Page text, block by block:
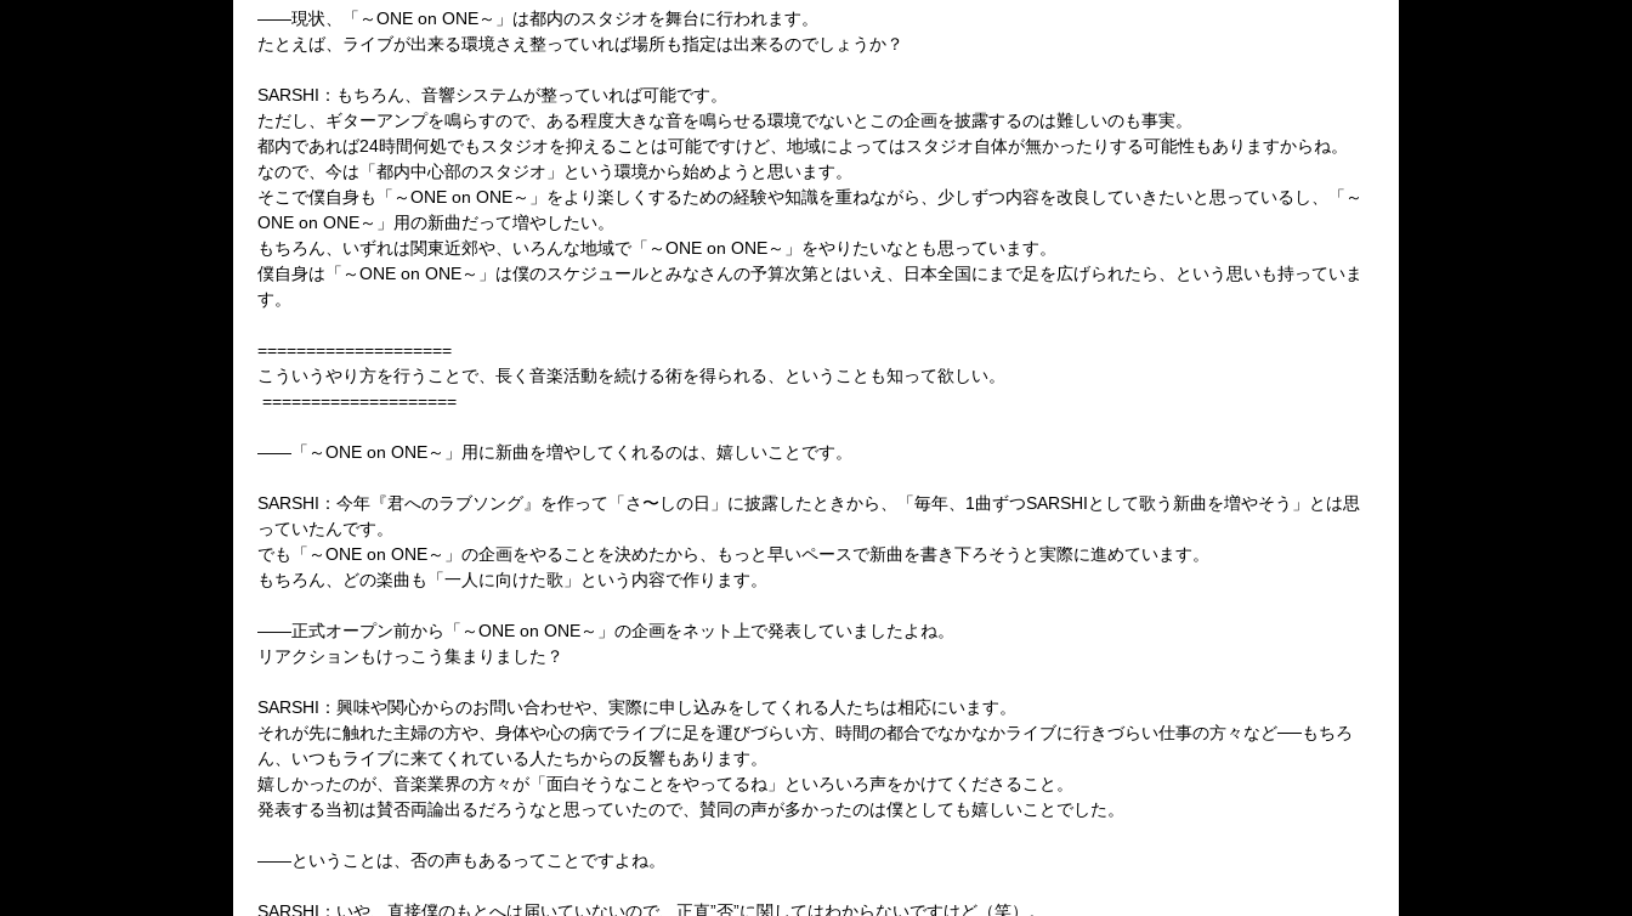
――現状、「～ONE on ONE～」は都内のスタジオを舞台に行われます。
たとえば、ライブが出来る環境さえ整っていれば場所も指定は出来るのでしょうか？
SARSHI：もちろん、音響システムが整っていれば可能です。
ただし、ギターアンプを鳴らすので、ある程度大きな音を鳴らせる環境でないとこの企画を披露するのは難しいのも事実。
都内であれば24時間何処でもスタジオを抑えることは可能ですけど、地域によってはスタジオ自体が無かったりする可能性もありますからね。
なので、今は「都内中心部のスタジオ」という環境から始めようと思います。
そこで僕自身も「～ONE on ONE～」をより楽しくするための経験や知識を重ねながら、少しずつ内容を改良していきたいと思っているし、「～
ONE on ONE～」用の新曲だって増やしたい。
もちろん、いずれは関東近郊や、いろんな地域で「～ONE on ONE～」をやりたいなとも思っています。
僕自身は「～ONE on ONE～」は僕のスケジュールとみなさんの予算次第とはいえ、日本全国にまで足を広げられたら、という思いも持っていま
す。
====================
こういうやり方を行うことで、長く音楽活動を続ける術を得られる、ということも知って欲しい。
====================
――「～ONE on ONE～」用に新曲を増やしてくれるのは、嬉しいことです。
SARSHI：今年『君へのラブソング』を作って「さ〜しの日」に披露したときから、「毎年、1曲ずつSARSHIとして歌う新曲を増やそう」とは思
っていたんです。
でも「～ONE on ONE～」の企画をやることを決めたから、もっと早いペースで新曲を書き下ろそうと実際に進めています。
もちろん、どの楽曲も「一人に向けた歌」という内容で作ります。
――正式オープン前から「～ONE on ONE～」の企画をネット上で発表していましたよね。
リアクションもけっこう集まりました？
SARSHI：興味や関心からのお問い合わせや、実際に申し込みをしてくれる人たちは相応にいます。
それが先に触れた主婦の方や、身体や心の病でライブに足を運びづらい方、時間の都合でなかなかライブに行きづらい仕事の方々など──もちろ
ん、いつもライブに来てくれている人たちからの反響もあります。
嬉しかったのが、音楽業界の方々が「面白そうなことをやってるね」といろいろ声をかけてくださること。
発表する当初は賛否両論出るだろうなと思っていたので、賛同の声が多かったのは僕としても嬉しいことでした。
――ということは、否の声もあるってことですよね。
SARSHI：いや、直接僕のもとへは届いていないので、正直”否”に関してはわからないですけど（笑）。